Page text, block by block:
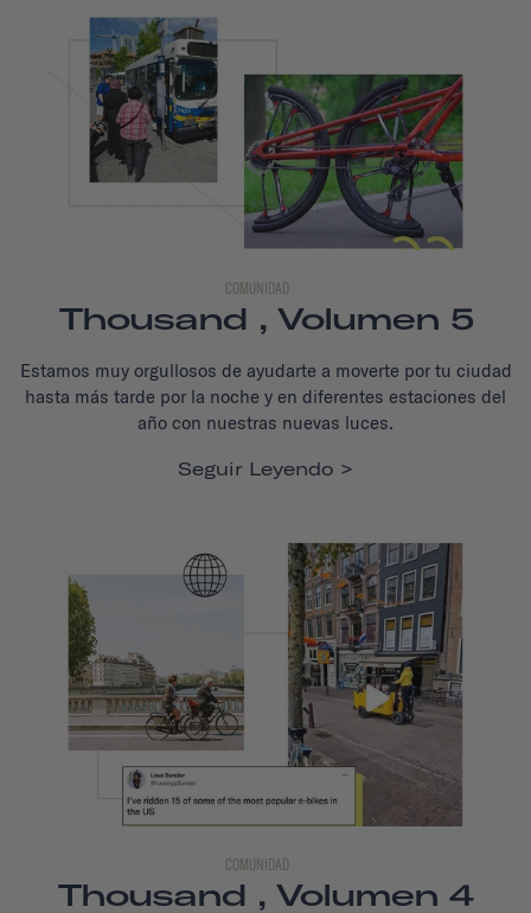
COMUNIDAD
Thousand , Volumen 5
Estamos muy orgullosos de ayudarte a moverte por tu ciudad
hasta más tarde por la noche y en diferentes estaciones del
año con nuestras nuevas luces.
Seguir Leyendo
COMUNIDAD
Thousand , Volumen 4